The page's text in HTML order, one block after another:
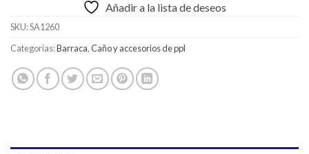
Añadir a la lista de deseos
SKU:SA1260
Categorías:Barraca,Caño y accesorios de ppl